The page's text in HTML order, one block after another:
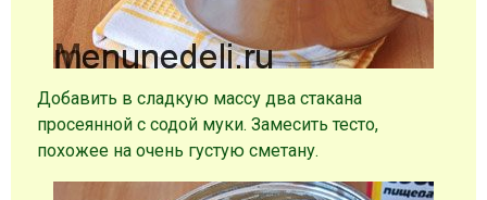
Добавить в сладкую массу два стакана
просеянной с содой муки. Замесить тесто,
похожее на очень густую сметану.